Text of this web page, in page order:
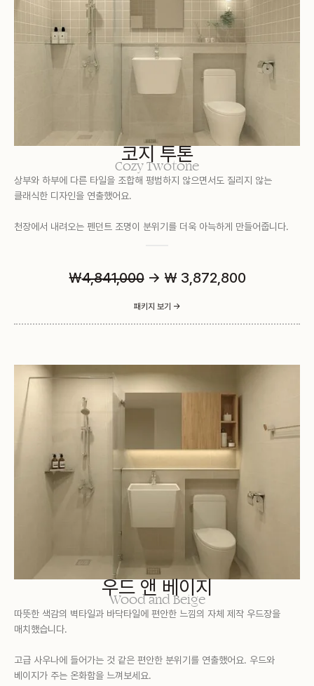
코지 투톤
Cozy Twotone
상부와 하부에 다른 타일을 조합해 평범하지 않으면서도 질리지 않는
클래식한 디자인을 연출했어요.
천장에서 내려오는 펜던트 조명이 분위기를 더욱 아늑하게 만들어줍니다.
￦4,841,000→ ₩ 3,872,800
패키지 보기 ->
우드 앤 베이지
Wood and Beige
따뜻한 색감의 벽타일과 바닥타일에 편안한 느낌의 자체 제작 우드장을
매치했습니다.
고급 사우나에 들어가는 것 같은 편안한 분위기를 연출했어요. 우드와
베이지가 주는 온화함을 느껴보세요.